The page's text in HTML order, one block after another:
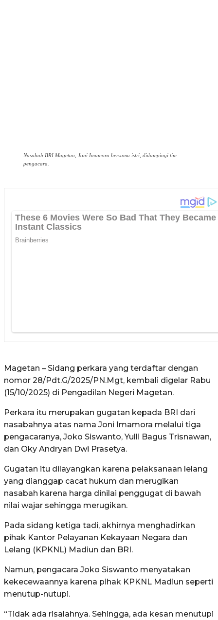
Nasabah BRI Magetan, Joni Imamora bersama istri, didampingi tim
pengacara.
Magetan – Sidang perkara yang terdaftar dengan
nomor 28/Pdt.G/2025/PN.Mgt, kembali digelar Rabu
(15/10/2025) di Pengadilan Negeri Magetan.
Perkara itu merupakan gugatan kepada BRI dari
nasabahnya atas nama Joni Imamora melalui tiga
pengacaranya, Joko Siswanto, Yulli Bagus Trisnawan,
dan Oky Andryan Dwi Prasetya.
Gugatan itu dilayangkan karena pelaksanaan lelang
yang dianggap cacat hukum dan merugikan
nasabah karena harga dinilai penggugat di bawah
nilai wajar sehingga merugikan.
Pada sidang ketiga tadi, akhirnya menghadirkan
pihak Kantor Pelayanan Kekayaan Negara dan
Lelang (KPKNL) Madiun dan BRI.
Namun, pengacara Joko Siswanto menyatakan
kekecewaannya karena pihak KPKNL Madiun seperti
menutup-nutupi.
“Tidak ada risalahnya. Sehingga, ada kesan menutupi